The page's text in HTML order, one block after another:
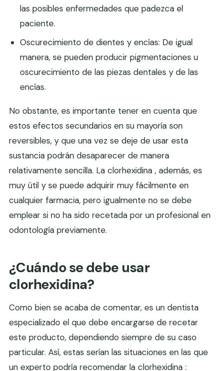
las posibles enfermedades que padezca el
paciente.
Oscurecimiento de dientes y encías: De igual
manera, se pueden producir pigmentaciones u
oscurecimiento de las piezas dentales y de las
encías.
No obstante, es importante tener en cuenta que
estos efectos secundarios en su mayoría son
reversibles, y que una vez se deje de usar esta
sustancia podrán desaparecer de manera
relativamente sencilla. La clorhexidina , además, es
muy útil y se puede adquirir muy fácilmente en
cualquier farmacia, pero igualmente no se debe
emplear si no ha sido recetada por un profesional en
odontología previamente.
¿Cuándo se debe usar
clorhexidina?
Como bien se acaba de comentar, es un dentista
especializado el que debe encargarse de recetar
este producto, dependiendo siempre de su caso
particular. Así, estas serían las situaciones en las que
un experto podría recomendar la clorhexidina :